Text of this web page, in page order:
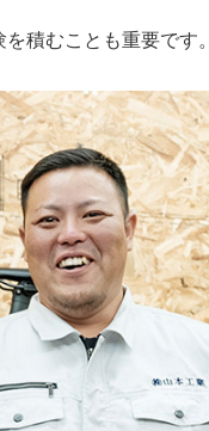
積むことも重要です。